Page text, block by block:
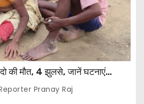
की मौत, 4 झुलसे, जानें घटनाएं…
Pranay Raj